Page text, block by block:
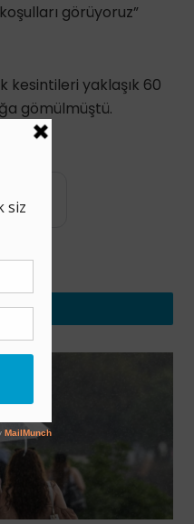
görüyoruz”
kesintileri yaklaşık 60
gömülmüştü.